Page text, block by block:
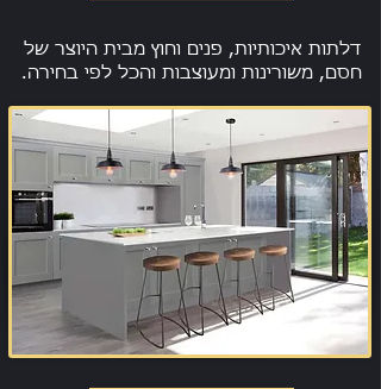
דלתות איכותיות, פנים וחוץ מבית היוצר של
חסם, משורינות ומעוצבות והכל לפי בחירה.